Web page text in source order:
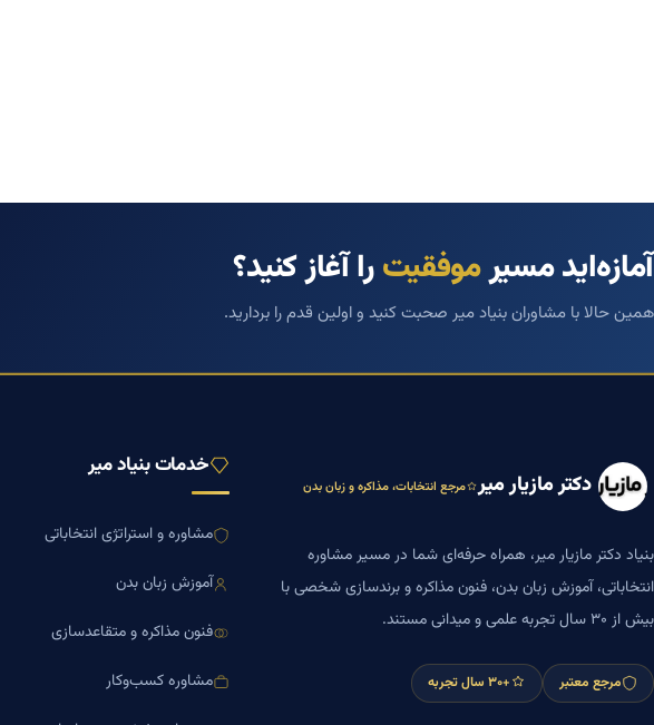
آمازه‌اید مسیرموفقیترا آغاز کنید؟
همین حالا با مشاوران بنیاد میر صحبت کنید و اولین قدم را بردارید.
دکتر مازیار میر مرجع انتخابات، مذاکره و زبان بدن
بنیاد دکتر مازیار میر، همراه حرفه‌ای شما در مسیر مشاوره
انتخاباتی، آموزش زبان بدن، فنون مذاکره و برندسازی شخصی با
بیش از ۳۰ سال تجربه علمی و میدانی مستند.
مرجع معتبر +۳۰ سال تجربه
خدمات بنیاد میر
مشاوره و استراتژی انتخاباتی
آموزش زبان بدن
فنون مذاکره و متقاعدسازی
مشاوره کسب‌وکار